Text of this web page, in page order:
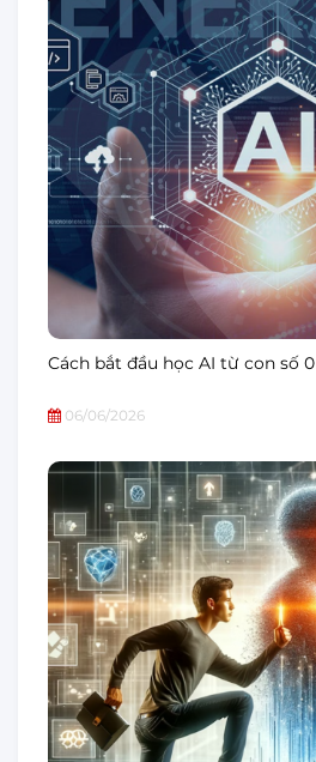
Cách bắt đầu học AI từ con số 0
06/06/2026